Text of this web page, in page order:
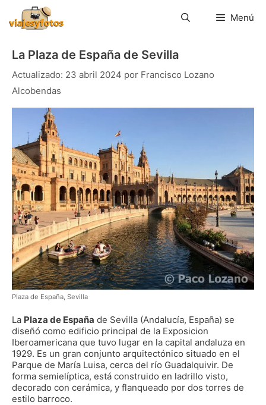
contenido
Menú
La Plaza de España de Sevilla
23 abril 2024 por Francisco Lozano
Alcobendas
Plaza de España, Sevilla
La Plaza de España de Sevilla (Andalucía, España) se
diseñó como edificio principal de la Exposicion
Iberoamericana que tuvo lugar en la capital andaluza en
1929. Es un gran conjunto arquitectónico situado en el
Parque de María Luisa, cerca del río Guadalquivir. De
forma semielíptica, está construido en ladrillo visto,
decorado con cerámica, y flanqueado por dos torres de
estilo barroco.